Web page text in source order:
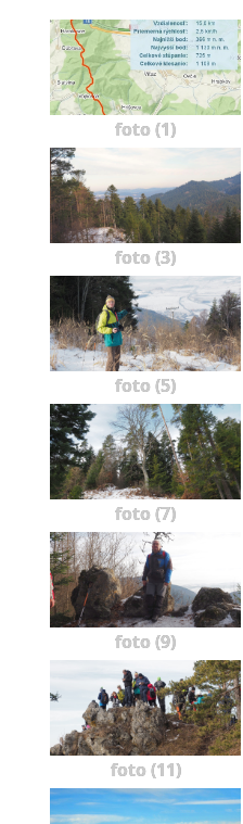
foto (1)
foto (3)
foto (5)
foto (7)
foto (9)
foto (11)